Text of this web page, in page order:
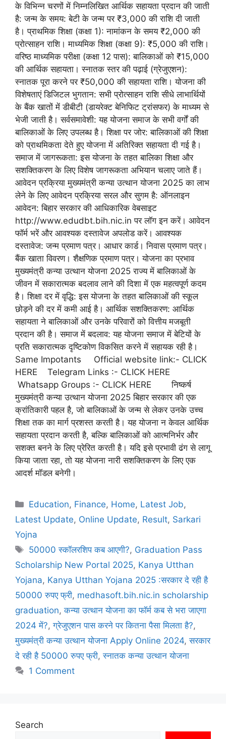
के विभिन्न चरणों में निम्नलिखित आर्थिक सहायता प्रदान की जाती
है: जन्म के समय: बेटी के जन्म पर ₹3,000 की राशि दी जाती
है। प्राथमिक शिक्षा (कक्षा 1): नामांकन के समय ₹2,000 की
प्रोत्साहन राशि। माध्यमिक शिक्षा (कक्षा 9): ₹5,000 की राशि।
वरिष्ठ माध्यमिक परीक्षा (कक्षा 12 पास): बालिकाओं को ₹15,000
की आर्थिक सहायता। स्नातक स्तर की पढ़ाई (ग्रेजुएशन):
स्नातक पूरा करने पर ₹50,000 की सहायता राशि। योजना की
विशेषताएं डिजिटल भुगतान: सभी प्रोत्साहन राशि सीधे लाभार्थियों
के बैंक खातों में डीबीटी (डायरेक्ट बेनिफिट ट्रांसफर) के माध्यम से
भेजी जाती है। सर्वसमावेशी: यह योजना समाज के सभी वर्गों की
बालिकाओं के लिए उपलब्ध है। शिक्षा पर जोर: बालिकाओं की शिक्षा
को प्राथमिकता देते हुए योजना में अतिरिक्त सहायता दी गई है।
समाज में जागरूकता: इस योजना के तहत बालिका शिक्षा और
सशक्तिकरण के लिए विशेष जागरूकता अभियान चलाए जाते हैं।
आवेदन प्रक्रिया मुख्यमंत्री कन्या उत्थान योजना 2025 का लाभ
लेने के लिए आवेदन प्रक्रिया सरल और सुगम है: ऑनलाइन
आवेदन: बिहार सरकार की आधिकारिक वेबसाइट
http://www.edudbt.bih.nic.in पर लॉग इन करें। आवेदन
फॉर्म भरें और आवश्यक दस्तावेज अपलोड करें। आवश्यक
दस्तावेज: जन्म प्रमाण पत्र। आधार कार्ड। निवास प्रमाण पत्र।
बैंक खाता विवरण। शैक्षणिक प्रमाण पत्र। योजना का प्रभाव
मुख्यमंत्री कन्या उत्थान योजना 2025 राज्य में बालिकाओं के
जीवन में सकारात्मक बदलाव लाने की दिशा में एक महत्वपूर्ण कदम
है। शिक्षा दर में वृद्धि: इस योजना के तहत बालिकाओं की स्कूल
छोड़ने की दर में कमी आई है। आर्थिक सशक्तिकरण: आर्थिक
सहायता ने बालिकाओं और उनके परिवारों को वित्तीय मजबूती
प्रदान की है। समाज में बदलाव: यह योजना समाज में बेटियों के
प्रति सकारात्मक दृष्टिकोण विकसित करने में सहायक रही है।
Same Impotants Official website link:- CLICK
HERE Telegram Links :- CLICK HERE
Whatsapp Groups :- CLICK HERE निष्कर्ष
मुख्यमंत्री कन्या उत्थान योजना 2025 बिहार सरकार की एक
क्रांतिकारी पहल है, जो बालिकाओं के जन्म से लेकर उनके उच्च
शिक्षा तक का मार्ग प्रशस्त करती है। यह योजना न केवल आर्थिक
सहायता प्रदान करती है, बल्कि बालिकाओं को आत्मनिर्भर और
सशक्त बनने के लिए प्रेरित करती है। यदि इसे प्रभावी ढंग से लागू
किया जाता रहा, तो यह योजना नारी सशक्तिकरण के लिए एक
आदर्श मॉडल बनेगी।
Education, Finance, Home, Latest Job,
Latest Update, Online Update, Result, Sarkari
Yojna
50000 स्कॉलरशिप कब आएगी?, Graduation Pass
Scholarship New Portal 2025, Kanya Utthan
Yojana, Kanya Utthan Yojana 2025 :सरकार दे रही है
50000 रुपए फ्री, medhasoft.bih.nic.in scholarship
graduation,कन्या उत्थान योजना का फॉर्म कब से भरा जाएगा
2024 में?,ग्रेजुएशन पास करने पर कितना पैसा मिलता है?,
मुख्यमंत्री कन्या उत्थान योजना Apply Online 2024,सरकार
दे रही है 50000 रुपए फ्री,स्नातक कन्या उत्थान योजना
1 Comment
Search